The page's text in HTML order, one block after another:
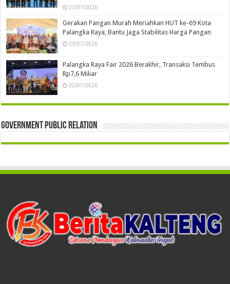
23/07/2026
Gerakan Pangan Murah Meriahkan HUT ke-69 Kota
Palangka Raya, Bantu Jaga Stabilitas Harga Pangan
23/07/2026
Palangka Raya Fair 2026 Berakhir, Transaksi Tembus
Rp7,6 Miliar
22/07/2026
Government Public Relation